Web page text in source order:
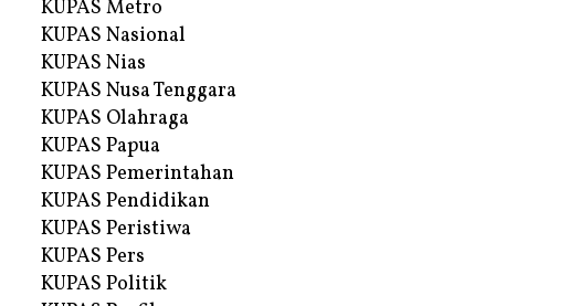
KUPAS Metro
KUPAS Nasional
KUPAS Nias
KUPAS Nusa Tenggara
KUPAS Olahraga
KUPAS Papua
KUPAS Pemerintahan
KUPAS Pendidikan
KUPAS Peristiwa
KUPAS Pers
KUPAS Politik